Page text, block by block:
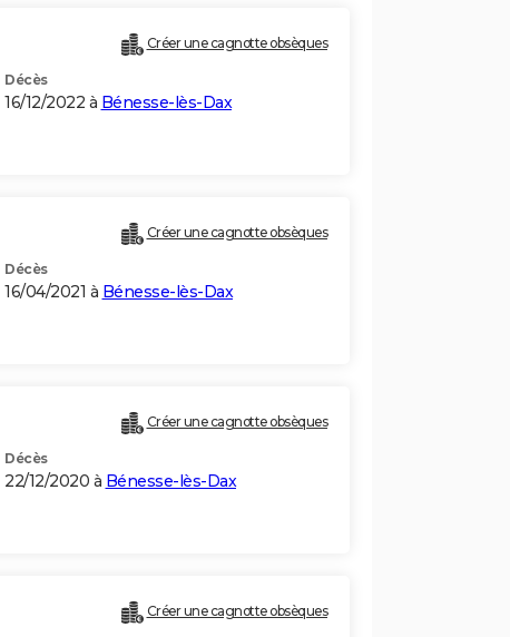
Créer une cagnotte obsèques
Décès
16/12/2022 à Bénesse-lès-Dax
Créer une cagnotte obsèques
Décès
16/04/2021 à Bénesse-lès-Dax
Créer une cagnotte obsèques
Décès
22/12/2020 à Bénesse-lès-Dax
Créer une cagnotte obsèques